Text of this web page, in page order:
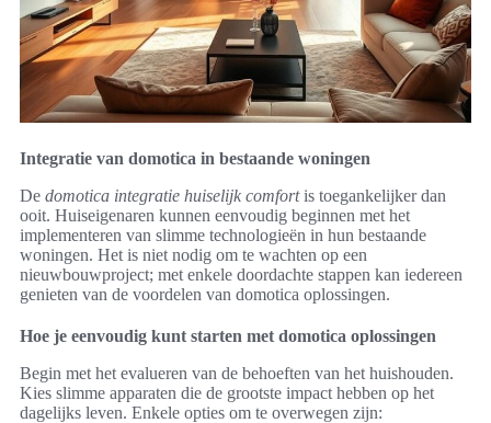
Integratie van domotica in bestaande woningen
De domotica integratie huiselijk comfortis toegankelijker dan
ooit. Huiseigenaren kunnen eenvoudig beginnen met het
implementeren van slimme technologieën in hun bestaande
woningen. Het is niet nodig om te wachten op een
nieuwbouwproject; met enkele doordachte stappen kan iedereen
genieten van de voordelen van domotica oplossingen.
Hoe je eenvoudig kunt starten met domotica oplossingen
Begin met het evalueren van de behoeften van het huishouden.
Kies slimme apparaten die de grootste impact hebben op het
dagelijks leven. Enkele opties om te overwegen zijn: